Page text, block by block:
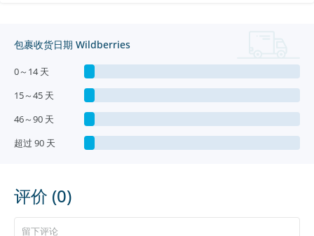
包裹收货日期 Wildberries
0～14 天
15～45 天
46～90 天
超过 90 天
评价 (0)